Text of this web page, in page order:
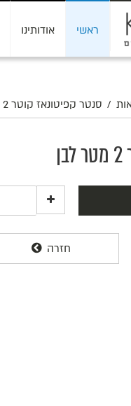
ראשי אודותינו
/ סנטר קפיטונאז קוטר 2 מטר לבן
חזרה